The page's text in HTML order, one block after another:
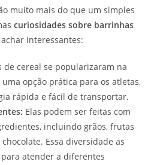
muito mais do que um simples
curiosidades sobre barrinhas
interessantes:
de cereal se popularizaram na
opção prática para os atletas,
rápida e fácil de transportar.
Elas podem ser feitas com
incluindo grãos, frutas
Essa diversidade as
atender a diferentes